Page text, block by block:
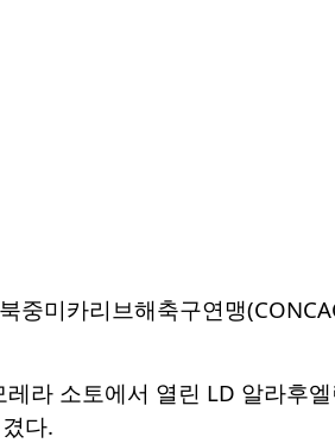
중미카리브해축구연맹
라 소토에서 열린 LD 알라후
다.